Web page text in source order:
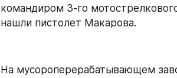
командиром 3-го
нашли пистолет Макарова.
На мусороперерабатывающем